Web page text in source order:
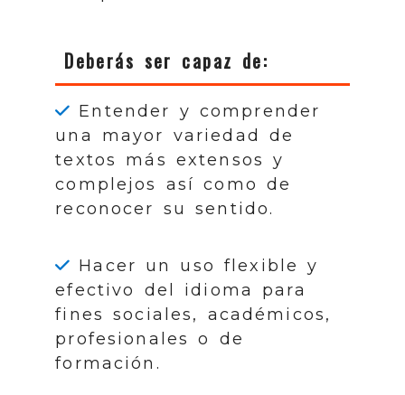
Deberás ser capaz de:
Entender y comprender
una mayor variedad de
textos más extensos y
complejos así como de
reconocer su sentido.
Hacer un uso flexible y
efectivo del idioma para
fines sociales, académicos,
profesionales o de
formación.